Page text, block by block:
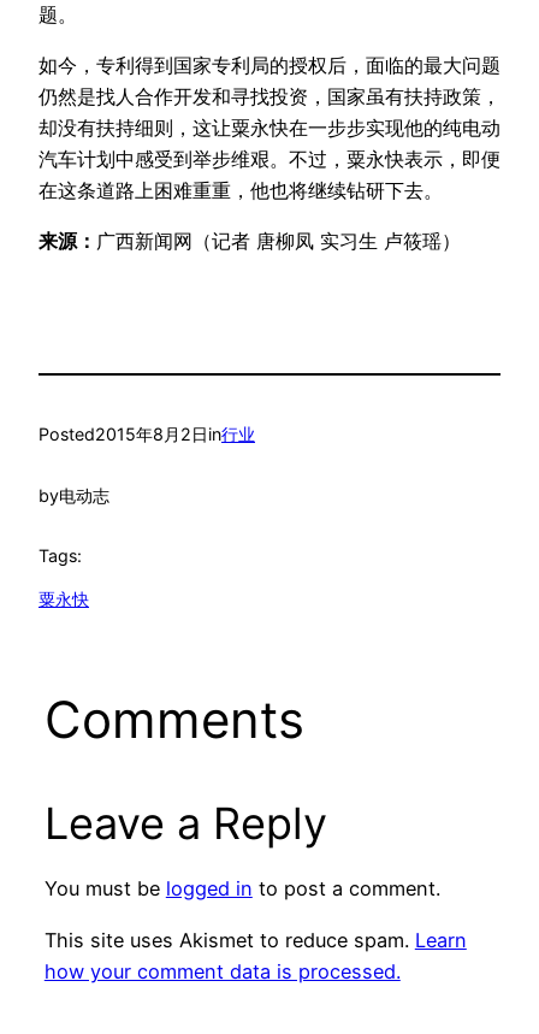
题。
如今，专利得到国家专利局的授权后，面临的最大问题
仍然是找人合作开发和寻找投资，国家虽有扶持政策，
却没有扶持细则，这让粟永快在一步步实现他的纯电动
汽车计划中感受到举步维艰。不过，粟永快表示，即便
在这条道路上困难重重，他也将继续钻研下去。
来源： 广西新闻网（记者 唐柳凤 实习生 卢筱瑶）
Posted2015年8月2日in行业
by电动志
Tags:
粟永快
Comments
Leave a Reply
You must be logged in to post a comment.
This site uses Akismet to reduce spam. Learn
how your comment data is processed.